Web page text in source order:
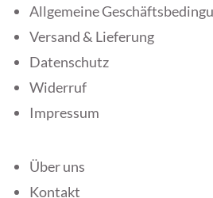
Allgemeine
Versand & Lieferung
Datenschutz
Widerruf
Impressum
Über uns
Kontakt